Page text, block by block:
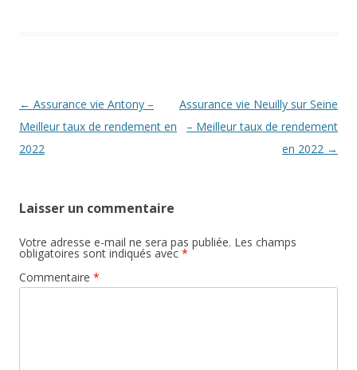
Navigation
des
articles
← Assurance vie Antony –
Meilleur taux de rendement en
2022
Assurance vie Neuilly sur Seine
– Meilleur taux de rendement
en 2022 →
Laisser un commentaire
Votre adresse e-mail ne sera pas publiée. Les champs
obligatoires sont indiqués avec *
Commentaire *